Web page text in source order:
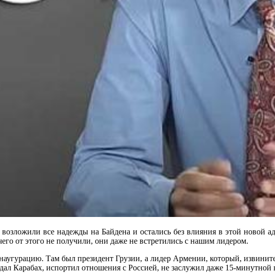
все надежды на Байдена и остались без влияния в этой новой
от этого не получили, они даже не встретились с нашим лидером.
Там был президент Грузии, а лидер Армении, который,
Карабах, испортил отношения с Россией, не заслужил даже 15-